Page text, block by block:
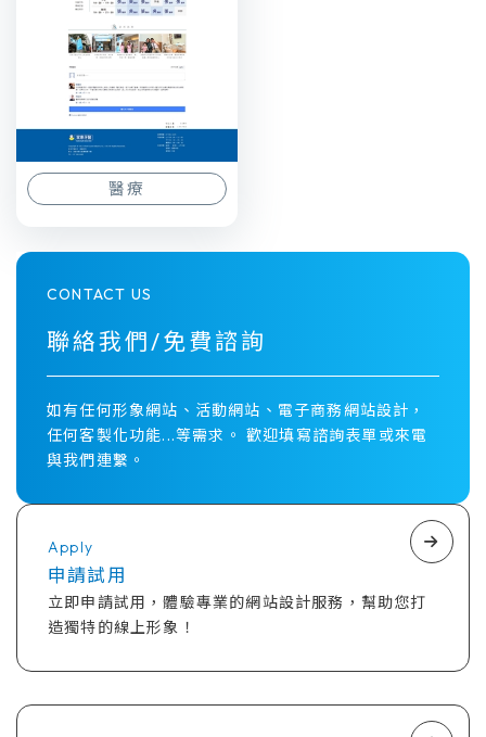
醫療
CONTACT US
聯絡我們/免費諮詢
如有任何形象網站、活動網站、電子商務網站設計，
任何客製化功能...等需求。 歡迎填寫諮詢表單或來電
與我們連繫。
Apply
申請試用
立即申請試用，體驗專業的網站設計服務，幫助您打
造獨特的線上形象！